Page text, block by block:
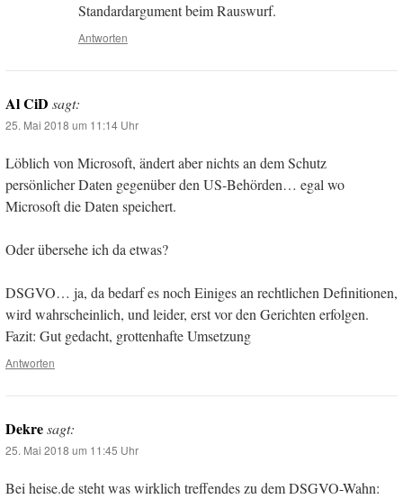
Standardargument beim Rauswurf.
Antworten
Al CiD sagt:
25. Mai 2018 um 11:14 Uhr
Löblich von Microsoft, ändert aber nichts an dem Schutz
persönlicher Daten gegenüber den US-Behörden… egal wo
Microsoft die Daten speichert.
Oder übersehe ich da etwas?
DSGVO… ja, da bedarf es noch Einiges an rechtlichen Definitionen,
wird wahrscheinlich, und leider, erst vor den Gerichten erfolgen.
Fazit: Gut gedacht, grottenhafte Umsetzung
Antworten
Dekresagt:
25. Mai 2018 um 11:45 Uhr
Bei heise.de steht was wirklich treffendes zu dem DSGVO-Wahn: